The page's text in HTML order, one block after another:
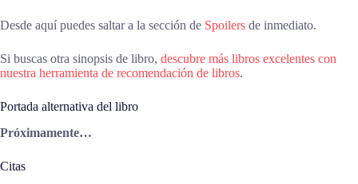
Desde aquí puedes saltar a la sección de Spoilers de inmediato.
Si buscas otra sinopsis de libro, descubre más libros excelentes con
nuestra herramienta de recomendación de libros.
Portada alternativa del libro
Próximamente…
Citas